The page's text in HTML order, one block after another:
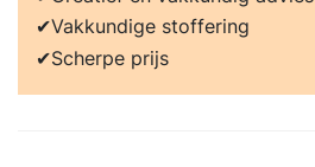
Vakkundige stoffering
Scherpe prijs